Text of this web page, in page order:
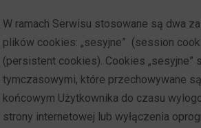
W ramach Serwisu stosowane są dwa
plików cookies: „sesyjne” (session
(persistent cookies). Cookies „sesyjne”
tymczasowymi, które przechowywane
końcowym Użytkownika do czasu
strony internetowej lub wyłączenia